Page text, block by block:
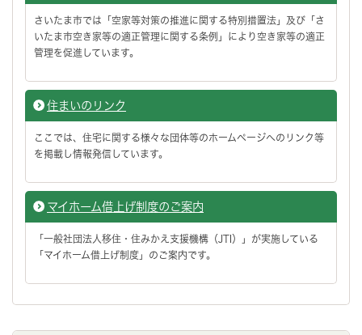
さいたま市では「空家等対策の推進に関する特別措置法」及び「さ
いたま市空き家等の適正管理に関する条例」により空き家等の適正
管理を促進しています。
住まいのリンク
ここでは、住宅に関する様々な団体等のホームページへのリンク等
を掲載し情報発信しています。
マイホーム借上げ制度のご案内
「一般社団法人移住・住みかえ支援機構（JTI）」が実施している
「マイホーム借上げ制度」のご案内です。